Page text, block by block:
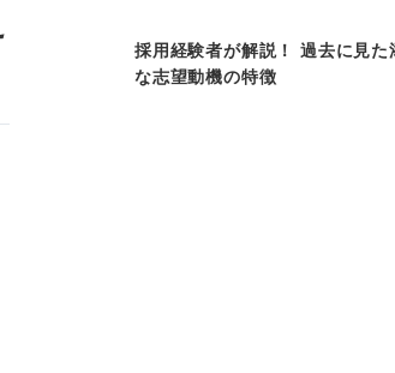
採用経験者が解説！ 過去に見た
な志望動機の特徴